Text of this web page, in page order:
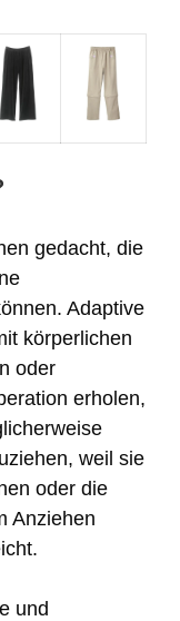
gedacht, die
Adaptive
körperlichen
oder
erholen,
weil sie
oder die
Anziehen
und